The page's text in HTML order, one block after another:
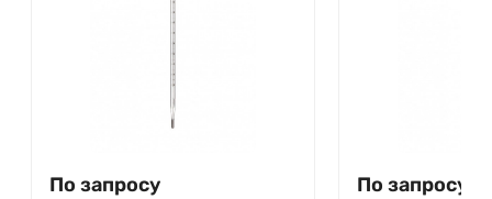
По запросу По запросу